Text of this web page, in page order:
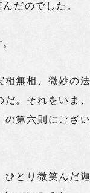
だのでした。
相無相、微妙の
だ。それをいま
の第六則にござ
ひとり微笑んだ